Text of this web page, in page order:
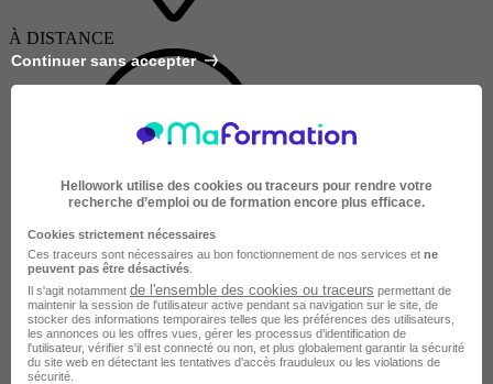
À DISTANCE
Tout public
Continuer sans accepter
Hellowork utilise des cookies ou traceurs pour rendre votre
recherche d’emploi ou de formation encore plus efficace.
Cookies strictement nécessaires
Ces traceurs sont nécessaires au bon fonctionnement de nos services et ne
peuvent pas être désactivés
Il s'agit notamment de l'ensemble des cookies ou traceurs permettant de
maintenir la session de l'utilisateur active pendant sa navigation sur le site, de
stocker des informations temporaires telles que les préférences des utilisateurs,
les annonces ou les offres vues, gérer les processus d'identification de
l'utilisateur, vérifier s'il est connecté ou non, et plus globalement garantir la sécurité
du site web en détectant les tentatives d'accès frauduleux ou les violations de
sécurité.